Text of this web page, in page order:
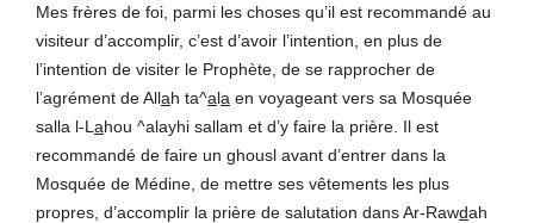
Mes frères de foi, parmi les choses qu’il est recommandé au
visiteur d’accomplir, c’est d’avoir l’intention, en plus de
l’intention de visiter le Prophète, de se rapprocher de
l’agrément de Allah ta^ala en voyageant vers sa Mosquée
salla l-L ahou ^alayhi sallam et d’y faire la prière. Il est
recommandé de faire un ghousl avant d’entrer dans la
Mosquée de Médine, de mettre ses vêtements les plus
propres, d’accomplir la prière de salutation dans Ar-Rawdah